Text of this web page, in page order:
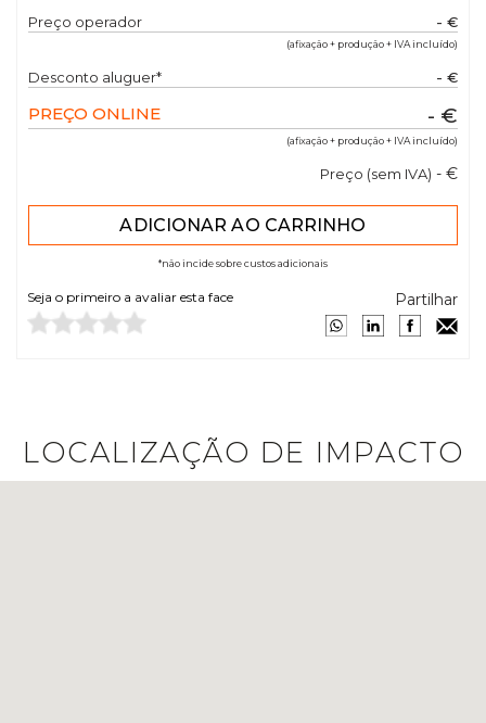
Preço operador - €
(afixação + produção + IVA incluído)
Desconto aluguer* - €
PREÇO ONLINE - €
(afixação + produção + IVA incluído)
Preço (sem IVA) - €
*não incide sobre custos adicionais
Seja o primeiro a avaliar esta face Partilhar
LOCALIZAÇÃO DE IMPACTO